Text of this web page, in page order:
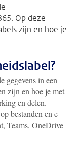
Op deze
zijn en hoe je
gegevens in een
zijn en hoe je met
en delen.
bestanden en e-
Teams, OneDrive